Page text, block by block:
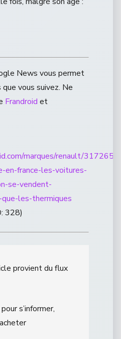
News vous permet
vous suivez. Ne
Frandroid et
marques/renault/
en-france-les-voitures-
se-vendent-
les-thermiques
328)
provient du flux
s’informer,